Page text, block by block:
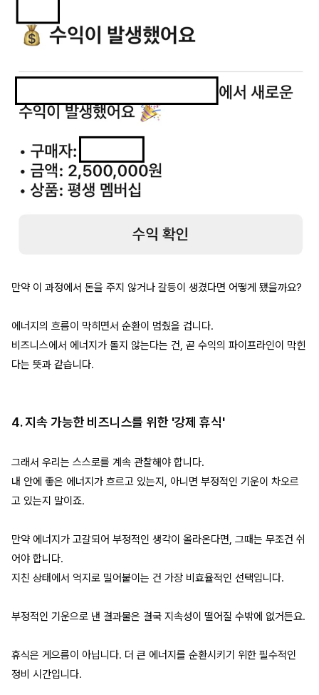
만약 이 과정에서 돈을 주지 않거나 갈등이 생겼다면 어떻게 됐을까요?
에너지의 흐름이 막히면서 순환이 멈췄을 겁니다.
비즈니스에서 에너지가 돌지 않는다는 건, 곧 수익의 파이프라인이 막힌
다는 뜻과 같습니다.
4. 지속 가능한 비즈니스를 위한 '강제 휴식'
그래서 우리는 스스로를 계속 관찰해야 합니다.
내 안에 좋은 에너지가 흐르고 있는지, 아니면 부정적인 기운이 차오르
고 있는지 말이죠.
만약 에너지가 고갈되어 부정적인 생각이 올라온다면, 그때는 무조건 쉬
어야 합니다.
지친 상태에서 억지로 밀어붙이는 건 가장 비효율적인 선택입니다.
부정적인 기운으로 낸 결과물은 결국 지속성이 떨어질 수밖에 없거든요.
휴식은 게으름이 아닙니다. 더 큰 에너지를 순환시키기 위한 필수적인
정비 시간입니다.